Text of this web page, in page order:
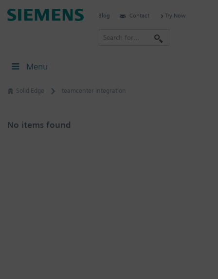
Skip
to
Solid Edge teamcenter integration
No items found
Siemens
Blog Contact Try Now
c
Menu